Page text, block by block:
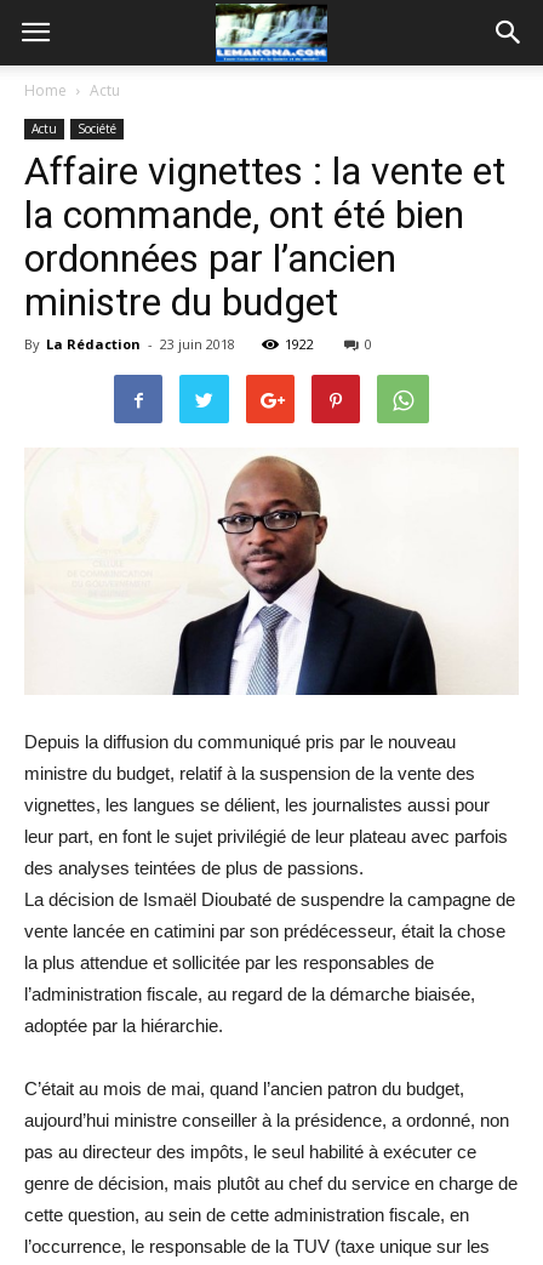
Home Actu
Actu Société
Affaire vignettes : la vente et
la commande, ont été bien
ordonnées par l’ancien
ministre du budget
By La Rédaction - 23 juin 2018 1922 0
Depuis la diffusion du communiqué pris par le nouveau
ministre du budget, relatif à la suspension de la vente des
vignettes, les langues se délient, les journalistes aussi pour
leur part, en font le sujet privilégié de leur plateau avec parfois
des analyses teintées de plus de passions.
La décision de Ismaël Dioubaté de suspendre la campagne de
vente lancée en catimini par son prédécesseur, était la chose
la plus attendue et sollicitée par les responsables de
l’administration fiscale, au regard de la démarche biaisée,
adoptée par la hiérarchie.
C’était au mois de mai, quand l’ancien patron du budget,
aujourd’hui ministre conseiller à la présidence, a ordonné, non
pas au directeur des impôts, le seul habilité à exécuter ce
genre de décision, mais plutôt au chef du service en charge de
cette question, au sein de cette administration fiscale, en
l’occurrence, le responsable de la TUV (taxe unique sur les